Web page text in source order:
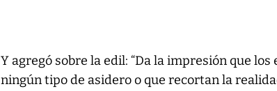
Y agregó sobre la edil: “Da la impresión que
ningún tipo de asidero o que recortan la